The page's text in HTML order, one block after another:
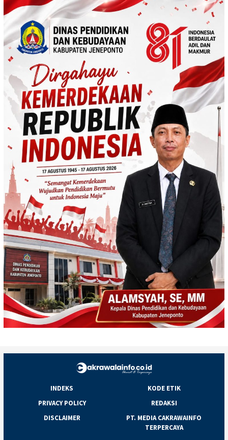
INDEKS
KODE ETIK
PRIVACY POLICY
REDAKSI
DISCLAIMER
PT. MEDIA CAKRAWAINFO
TERPERCAYA